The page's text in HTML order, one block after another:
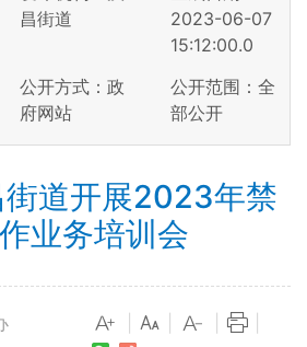
昌街道
2023-06-07
15:12:00.0
公开方式：政
府网站
公开范围：全
部公开
道开展2023年禁
业务培训会